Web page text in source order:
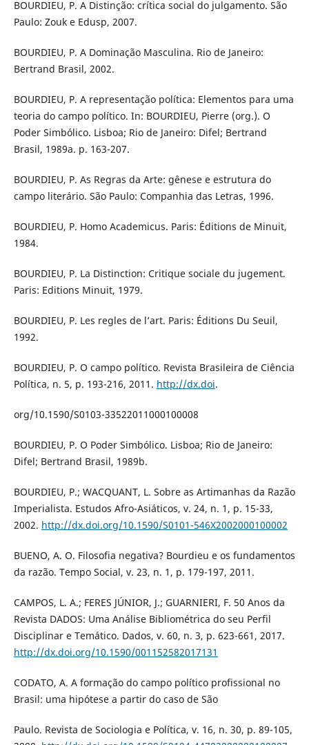
BOURDIEU, P. A Distinção: crítica social do julgamento. São
Paulo: Zouk e Edusp, 2007.
BOURDIEU, P. A Dominação Masculina. Rio de Janeiro:
Bertrand Brasil, 2002.
BOURDIEU, P. A representação política: Elementos para uma
teoria do campo político. In: BOURDIEU, Pierre (org.). O
Poder Simbólico. Lisboa; Rio de Janeiro: Difel; Bertrand
Brasil, 1989a. p. 163-207.
BOURDIEU, P. As Regras da Arte: gênese e estrutura do
campo literário. São Paulo: Companhia das Letras, 1996.
BOURDIEU, P. Homo Academicus. Paris: Éditions de Minuit,
1984.
BOURDIEU, P. La Distinction: Critique sociale du jugement.
Paris: Editions Minuit, 1979.
BOURDIEU, P. Les regles de l’art. Paris: Éditions Du Seuil,
1992.
BOURDIEU, P. O campo político. Revista Brasileira de Ciência
Política, n. 5, p. 193-216, 2011. http://dx.doi.
org/10.1590/S0103-33522011000100008
BOURDIEU, P. O Poder Simbólico. Lisboa; Rio de Janeiro:
Difel; Bertrand Brasil, 1989b.
BOURDIEU, P.; WACQUANT, L. Sobre as Artimanhas da Razão
Imperialista. Estudos Afro-Asiáticos, v. 24, n. 1, p. 15-33,
2002. http://dx.doi.org/10.1590/S0101-546X2002000100002
BUENO, A. O. Filosofia negativa? Bourdieu e os fundamentos
da razão. Tempo Social, v. 23, n. 1, p. 179-197, 2011.
CAMPOS, L. A.; FERES JÚNIOR, J.; GUARNIERI, F. 50 Anos da
Revista DADOS: Uma Análise Bibliométrica do seu Perfil
Disciplinar e Temático. Dados, v. 60, n. 3, p. 623-661, 2017.
http://dx.doi.org/10.1590/001152582017131
CODATO, A. A formação do campo político profissional no
Brasil: uma hipótese a partir do caso de São
Paulo. Revista de Sociologia e Política, v. 16, n. 30, p. 89-105,